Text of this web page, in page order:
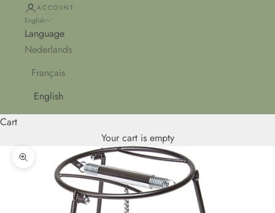
ACCOUNT
English
Language
Nederlands
Français
English
Cart
Your cart is empty
Zoom picture